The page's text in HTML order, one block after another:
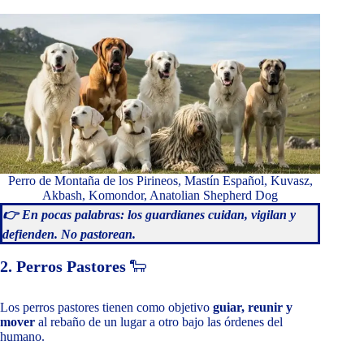
Perro de Montaña de los Pirineos, Mastín Español, Kuvasz,
Akbash, Komondor, Anatolian Shepherd Dog
👉 En pocas palabras: los guardianes cuidan, vigilan y
defienden. No pastorean.
2. Perros Pastores 🐑
Los perros pastores tienen como objetivo guiar, reunir y
mover al rebaño de un lugar a otro bajo las órdenes del
humano.